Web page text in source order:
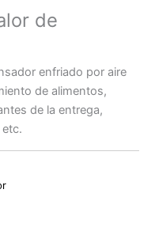
de
enfriado por aire
de alimentos,
de la entrega,